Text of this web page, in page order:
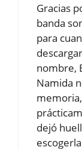
Gracias
banda
para
nombre,
Namida
dejó